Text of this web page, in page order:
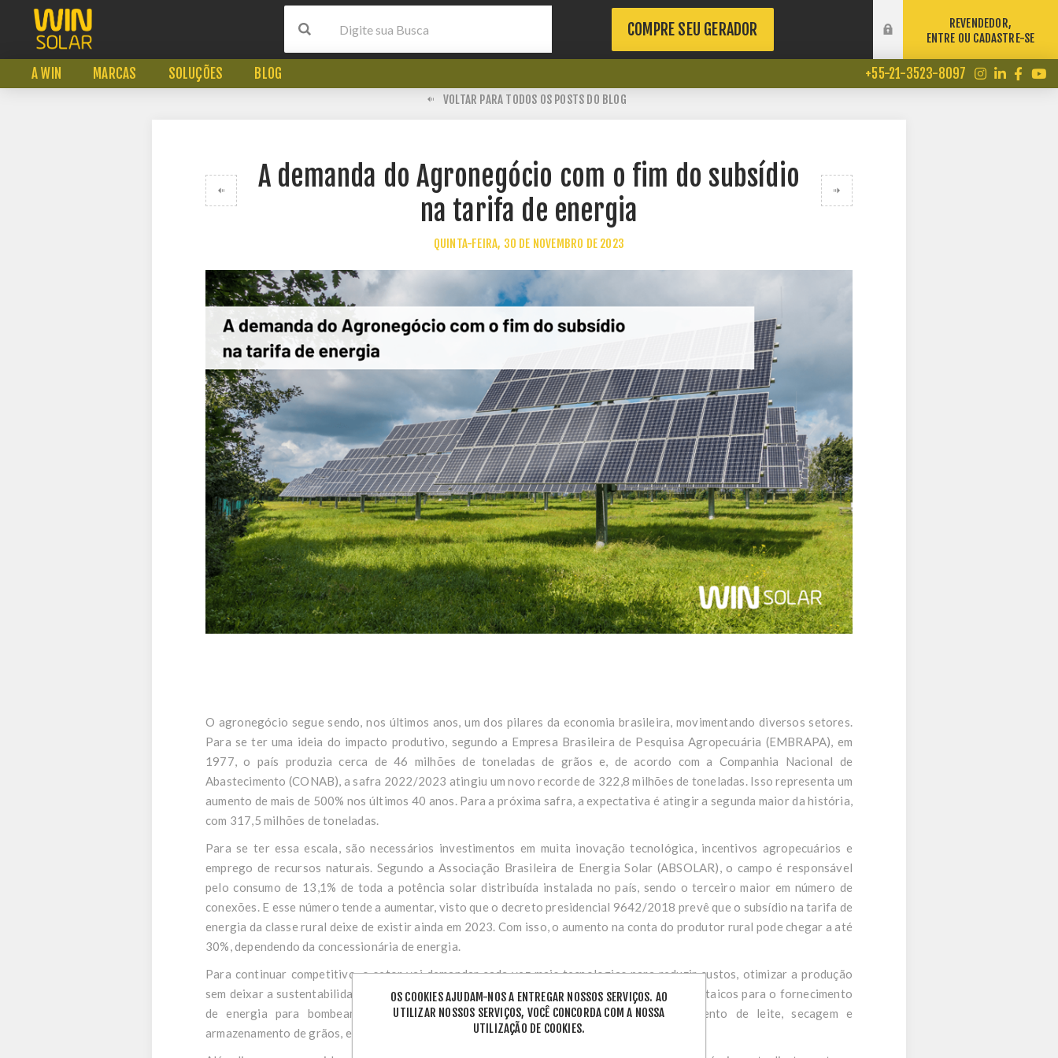
COMPRE SEU GERADOR
REVENDEDOR,
ENTRE OU CADASTRE-SE
A WIN MARCAS SOLUÇÕES BLOG +55-21-3523-8097
VOLTAR PARA TODOS OS POSTS DO BLOG
A demanda do Agronegócio com o fim do subsídio
na tarifa de energia
QUINTA-FEIRA, 30 DE NOVEMBRO DE 2023
O agronegócio segue sendo, nos últimos anos, um dos pilares da economia brasileira, movimentando diversos setores.
Para se ter uma ideia do impacto produtivo, segundo a Empresa Brasileira de Pesquisa Agropecuária (EMBRAPA), em
1977, o país produzia cerca de 46 milhões de toneladas de grãos e, de acordo com a Companhia Nacional de
Abastecimento (CONAB), a safra 2022/2023 atingiu um novo recorde de 322,8 milhões de toneladas. Isso representa um
aumento de mais de 500% nos últimos 40 anos. Para a próxima safra, a expectativa é atingir a segunda maior da história,
com 317,5 milhões de toneladas.
Para se ter essa escala, são necessários investimentos em muita inovação tecnológica, incentivos agropecuários e
emprego de recursos naturais. Segundo a Associação Brasileira de Energia Solar (ABSOLAR), o campo é responsável
pelo consumo de 13,1% de toda a potência solar distribuída instalada no país, sendo o terceiro maior em número de
conexões. E esse número tende a aumentar, visto que o decreto presidencial 9642/2018 prevê que o subsídio na tarifa de
energia da classe rural deixe de existir ainda em 2023. Com isso, o aumento na conta do produtor rural pode chegar a até
30%, dependendo da concessionária de energia.
Para continuar competitivo, o setor vai demandar cada vez mais tecnologias para reduzir custos, otimizar a produção
sem deixar a sustentabilidade de lado. Deste modo, é possível empregar os sistemas fotovoltaicos para o fornecimento
de energia para bombeamento de água, ventilação em aviários, ordenha e resfriamento de leite, secagem e
armazenamento de grãos, entre outros.
OS COOKIES AJUDAM-NOS A ENTREGAR NOSSOS SERVIÇOS. AO
UTILIZAR NOSSOS SERVIÇOS, VOCÊ CONCORDA COM A NOSSA
UTILIZAÇÃO DE COOKIES.